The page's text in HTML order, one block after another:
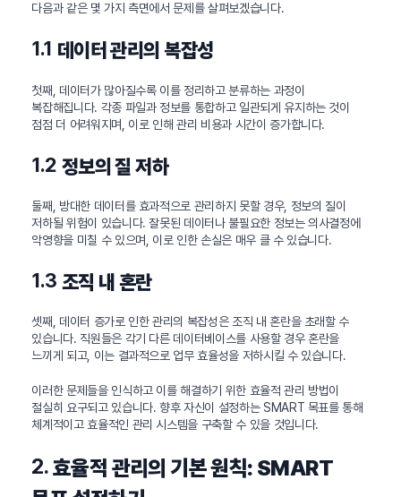
다음과 같은 몇 가지 측면에서 문제를 살펴보겠습니다.
1.1 데이터 관리의 복잡성
첫째, 데이터가 많아질수록 이를 정리하고 분류하는 과정이
복잡해집니다. 각종 파일과 정보를 통합하고 일관되게 유지하는 것이
점점 더 어려워지며, 이로 인해 관리 비용과 시간이 증가합니다.
1.2 정보의 질 저하
둘째, 방대한 데이터를 효과적으로 관리하지 못할 경우, 정보의 질이
저하될 위험이 있습니다. 잘못된 데이터나 불필요한 정보는 의사결정에
악영향을 미칠 수 있으며, 이로 인한 손실은 매우 클 수 있습니다.
1.3 조직 내 혼란
셋째, 데이터 증가로 인한 관리의 복잡성은 조직 내 혼란을 초래할 수
있습니다. 직원들은 각기 다른 데이터베이스를 사용할 경우 혼란을
느끼게 되고, 이는 결과적으로 업무 효율성을 저하시킬 수 있습니다.
이러한 문제들을 인식하고 이를 해결하기 위한 효율적 관리 방법이
절실히 요구되고 있습니다. 향후 자신이 설정하는 SMART 목표를 통해
체계적이고 효율적인 관리 시스템을 구축할 수 있을 것입니다.
2.효율적 관리의 기본 원칙: SMART